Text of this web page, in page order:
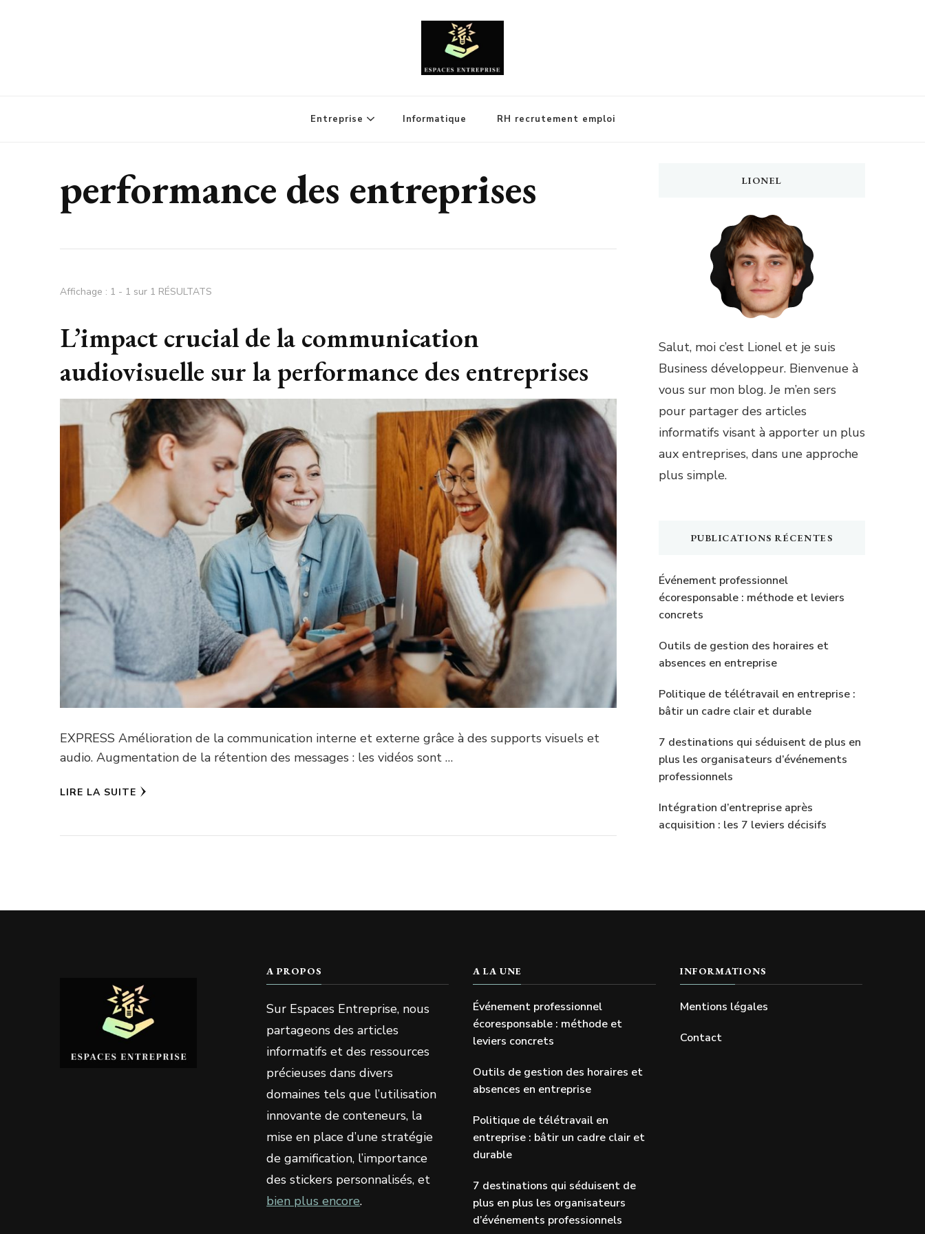
Entreprise Informatique RH recrutement emploi
performance des entreprises
Affichage : 1 - 1 sur 1 RÉSULTATS
L’impact crucial de la communication
audiovisuelle sur la performance des entreprises
EXPRESS Amélioration de la communication interne et externe grâce à des supports visuels et
audio. Augmentation de la rétention des messages : les vidéos sont …
LIRE LA SUITE
LIONEL
Salut, moi c’est Lionel et je suis
Business développeur. Bienvenue à
vous sur mon blog. Je m’en sers
pour partager des articles
informatifs visant à apporter un plus
aux entreprises, dans une approche
plus simple.
PUBLICATIONS RÉCENTES
Événement professionnel
écoresponsable : méthode et leviers
concrets
Outils de gestion des horaires et
absences en entreprise
Politique de télétravail en entreprise :
bâtir un cadre clair et durable
7 destinations qui séduisent de plus en
plus les organisateurs d’événements
professionnels
Intégration d’entreprise après
acquisition : les 7 leviers décisifs
A PROPOS
Sur Espaces Entreprise, nous
partageons des articles
informatifs et des ressources
précieuses dans divers
domaines tels que l’utilisation
innovante de conteneurs, la
mise en place d’une stratégie
de gamification, l’importance
des stickers personnalisés, et
bien plus encore.
A LA UNE
Événement professionnel
écoresponsable : méthode et
leviers concrets
Outils de gestion des horaires et
absences en entreprise
Politique de télétravail en
entreprise : bâtir un cadre clair et
durable
7 destinations qui séduisent de
plus en plus les organisateurs
d’événements professionnels
INFORMATIONS
Mentions légales
Contact